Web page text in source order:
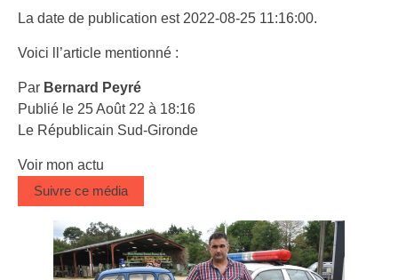
La date de publication est 2022-08-25 11:16:00.
Voici ll’article mentionné :
Par Bernard Peyré
Publié le 25 Août 22 à 18:16
Le Républicain Sud-Gironde
Voir mon actu
Suivre ce média